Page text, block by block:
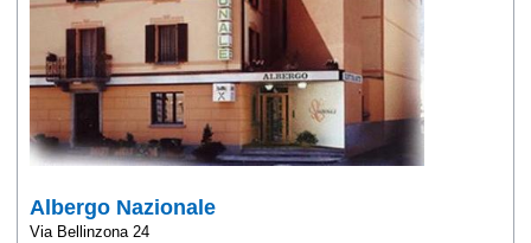
Albergo Nazionale
Via Bellinzona 24